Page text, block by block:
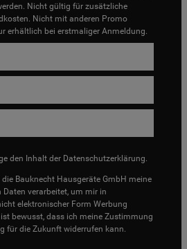
Nicht gültig für zusätzliche
Nicht mit anderen Promo
erhältlich bei erstmaliger Anmeldung.
den Inhalt der Datenschutzerklärung
Bauknecht Hausgeräte GmbH meine
Daten verarbeitet, um mir in
elektronischer Form Werbung
bewusst, dass ich meine Zustimmung
für die Zukunft widerrufen kann.